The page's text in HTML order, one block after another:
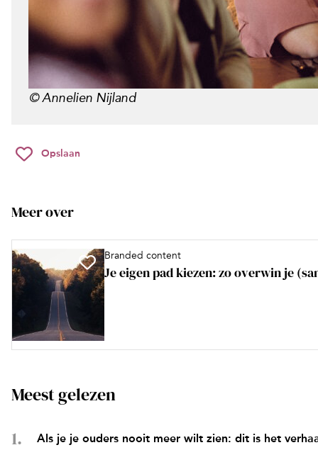
© Annelien Nijland
Opslaan
Meer over
Branded content
Je eigen pad kiezen: zo overwin je
Meest gelezen
Als je je ouders nooit meer wilt zien: dit is het